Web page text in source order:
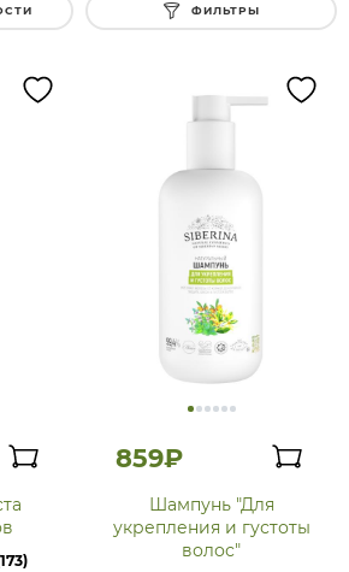
ФИЛЬТРЫ
859₽
Шампунь "Для
укрепления и густоты
волос"